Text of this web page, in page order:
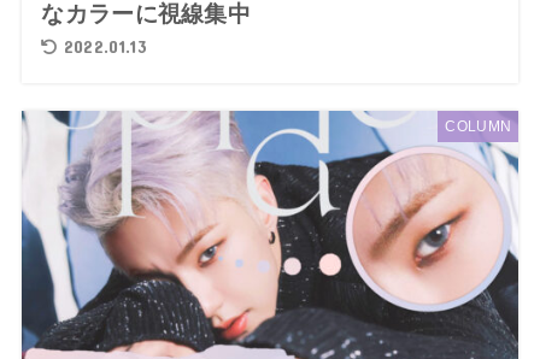
なカラーに視線集中
2022.01.13
COLUMN